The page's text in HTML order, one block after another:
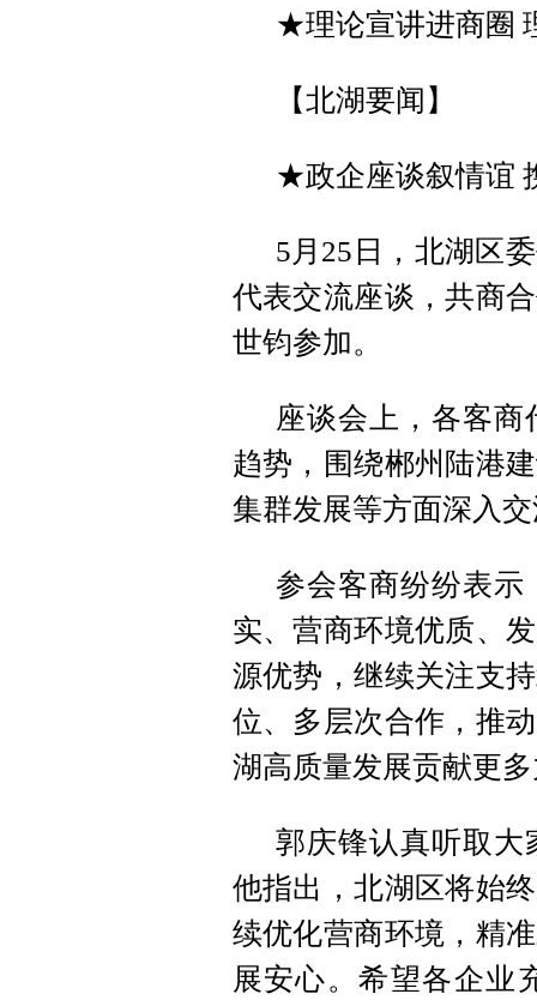
★理论宣讲进商圈
【北湖要闻】
★政企座谈叙情谊
5月25日，北湖区
代表交流座谈，共商
世钧参加。
座谈会上，各客
趋势，围绕郴州陆港
集群发展等方面深入
参会客商纷纷表示
实、营商环境优质、
源优势，继续关注支
位、多层次合作，推
湖高质量发展贡献更
郭庆锋认真听取大
他指出，北湖区将始
续优化营商环境，精
展安心。希望各企业